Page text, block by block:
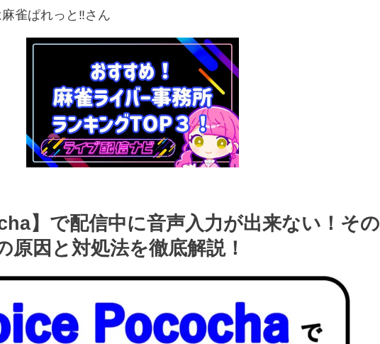
雀ぱれっと‼︎さん
】で配信中に音声入力が出来ない！その
原因と対処法を徹底解説！